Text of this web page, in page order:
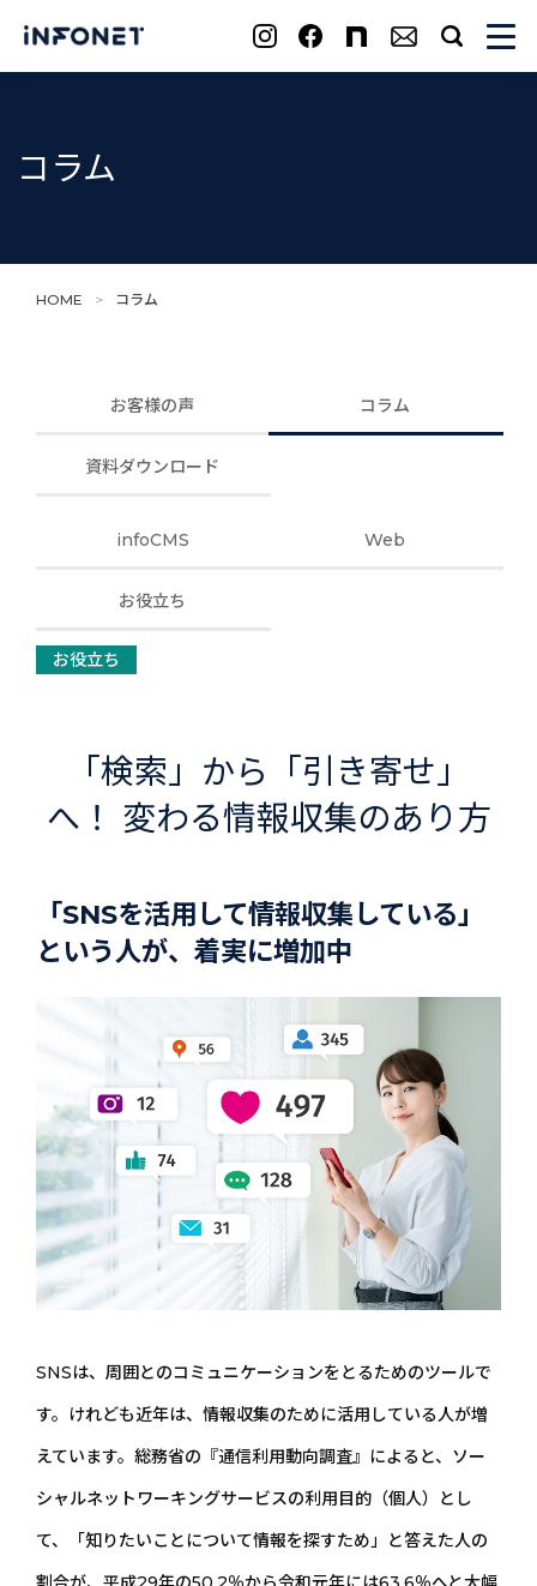
search
コラム
HOME > コラム
お客様の声 コラム
資料ダウンロード
infoCMS Web
お役立ち
お役立ち
「検索」から「引き寄せ」
へ！ 変わる情報収集のあり方
「SNSを活用して情報収集している」
という人が、着実に増加中
SNSは、周囲とのコミュニケーションをとるためのツールで
す。けれども近年は、情報収集のために活用している人が増
えています。総務省の『通信利用動向調査』によると、ソー
シャルネットワーキングサービスの利用目的（個人）とし
て、「知りたいことについて情報を探すため」と答えた人の